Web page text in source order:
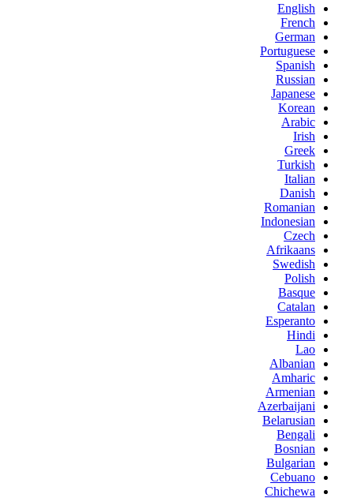
English
French
German
Portuguese
Spanish
Russian
Japanese
Korean
Arabic
Irish
Greek
Turkish
Italian
Danish
Romanian
Indonesian
Czech
Afrikaans
Swedish
Polish
Basque
Catalan
Esperanto
Hindi
Lao
Albanian
Amharic
Armenian
Azerbaijani
Belarusian
Bengali
Bosnian
Bulgarian
Cebuano
Chichewa